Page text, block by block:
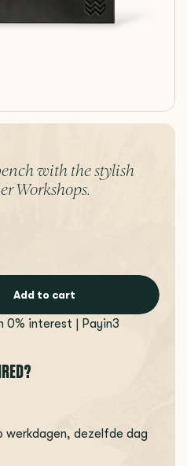
with the stylish
Workshops.
Add to cart
0% interest | Payin3
werkdagen, dezelfde dag